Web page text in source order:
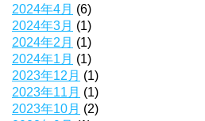
2024年4月 (6)
2024年3月 (1)
2024年2月 (1)
2024年1月 (1)
2023年12月 (1)
2023年11月 (1)
2023年10月 (2)